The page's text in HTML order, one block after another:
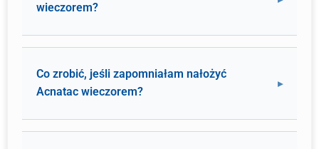
wieczorem?
Co zrobić, jeśli zapomniałam nałożyć
Acnatac wieczorem?